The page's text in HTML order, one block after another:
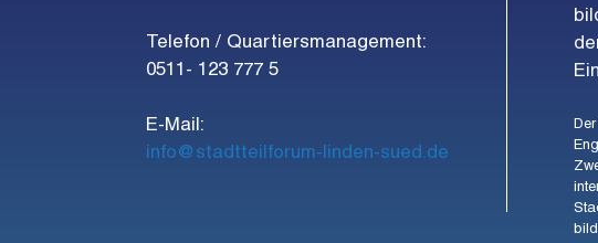
Telefon / Quartiersmanagement:
0511- 123 777 5
E-Mail:
info@stadtteilforum-linden-sued.de